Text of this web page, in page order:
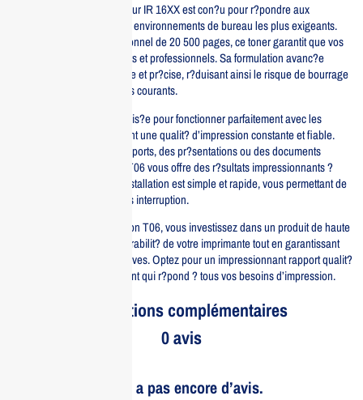
Le toner Canon T06 Noir pour IR 16XX est con?u pour r?pondre aux
exigences d’impression des environnements de bureau les plus exigeants.
Avec un rendement exceptionnel de 20 500 pages, ce toner garantit que vos
documents sont toujours nets et professionnels. Sa formulation avanc?e
permet une impression fluide et pr?cise, r?duisant ainsi le risque de bourrage
papier et d’autres probl?mes courants.
Chaque cartouche est optimis?e pour fonctionner parfaitement avec les
imprimantes Canon, assurant une qualit? d’impression constante et fiable.
Que vous imprimiez des rapports, des pr?sentations ou des documents
quotidiens, le toner Canon T06 vous offre des r?sultats impressionnants ?
chaque fois. De plus, son installation est simple et rapide, vous permettant de
retourner ? votre travail sans interruption.
En choisissant le toner Canon T06, vous investissez dans un produit de haute
qualit? qui contribue ? la durabilit? de votre imprimante tout en garantissant
des impressions claires et vives. Optez pour un impressionnant rapport qualit?
-prix avec ce toner performant qui r?pond ? tous vos besoins d’impression.
Informations complémentaires
0 avis
Il n’y a pas encore d’avis.